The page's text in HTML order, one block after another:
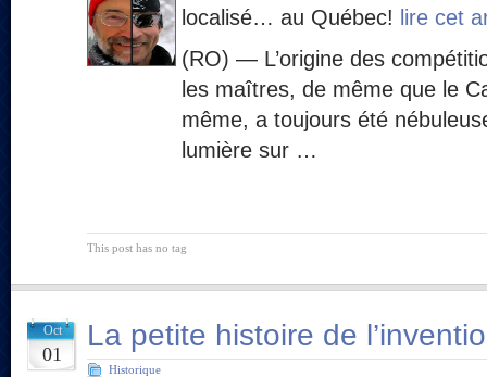
localisé… au Québec! lire cet
(RO) — L’origine des
les maîtres, de même que le
même, a toujours été
lumière sur …
This post has no tag
Oct
01
La petite histoire de
Historique